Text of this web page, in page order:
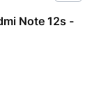
Note 12s -